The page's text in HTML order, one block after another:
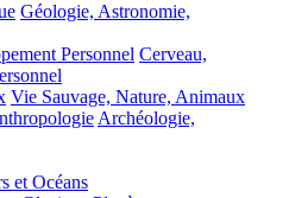
Géologie, Astronomie,
Personnel Cerveau,
Vie Sauvage, Nature, Animaux
Archéologie,
et Océans